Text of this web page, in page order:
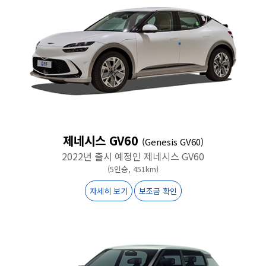
제네시스 GV60 (Genesis GV60)
2022년 출시 예정인 제네시스 GV60
(5인승, 451km)
자세히 보기
보조금 확인